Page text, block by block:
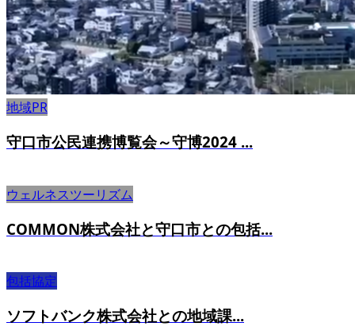
地域PR
守口市公民連携博覧会～守博2024 ...
ウェルネスツーリズム
COMMON株式会社と守口市との包括...
包括協定
ソフトバンク株式会社との地域課...